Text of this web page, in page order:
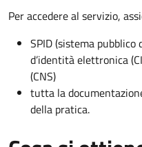
Per accedere al servizio,
SPID (sistema
d’identità elettronica
(CNS)
tutta la
della pratica.